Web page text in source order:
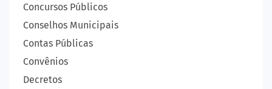
Concursos Públicos
Conselhos Municipais
Contas Públicas
Convênios
Decretos